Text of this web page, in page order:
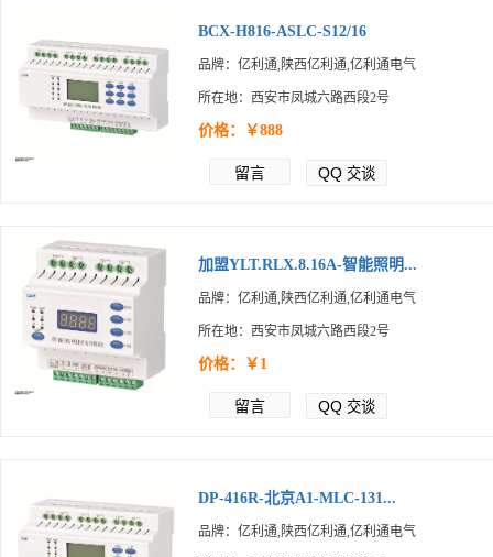
BCX-H816-ASLC-S12/16
品牌：亿利通,陕西亿利通,亿利通电气
所在地：西安市凤城六路西段2号
价格：￥888
留言 QQ 交谈
加盟YLT.RLX.8.16A-智能照明...
品牌：亿利通,陕西亿利通,亿利通电气
所在地：西安市凤城六路西段2号
价格：￥1
留言 QQ 交谈
DP-416R-北京A1-MLC-131...
品牌：亿利通,陕西亿利通,亿利通电气